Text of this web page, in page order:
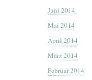
Juni 2014
Mai 2014
April 2014
März 2014
Februar 2014